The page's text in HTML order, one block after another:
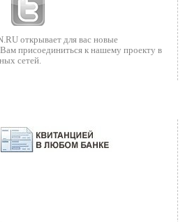
открывает для вас новые
присоединиться к нашему проекту в
сетей.